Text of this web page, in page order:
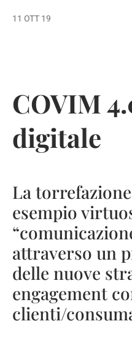
11 OTT 19
COVIM
digitale
La
esempio
attraverso un
delle nuove
engagement
clienti/